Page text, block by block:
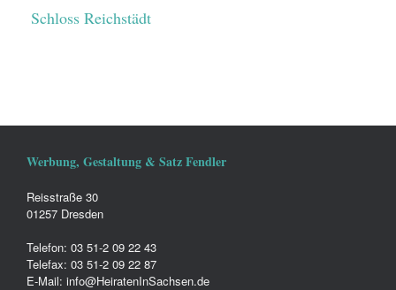
Schloss Reichstädt
Werbung, Gestaltung & Satz Fendler
Reisstraße 30
01257 Dresden
Telefon: 03 51-2 09 22 43
Telefax: 03 51-2 09 22 87
E-Mail: info@HeiratenInSachsen.de